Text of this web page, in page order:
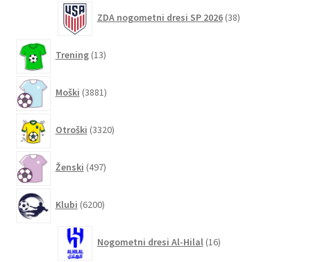
ZDA nogometni dresi SP 2026 38izdelkov
Trening 13izdelkov
Moški 3881izdelkov
Otroški 3320izdelkov
Ženski 497izdelkov
Klubi 6200izdelkov
Nogometni dresi Al-Hilal 16izdelkov